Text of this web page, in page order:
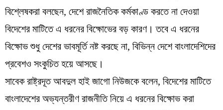
বিশ্লেষকরা বলছেন, দেশে রাজনৈতিক কর্মকাণ্ড করতে না দেওয়া
বিদেশের মাটিতে এ ধরনের বিক্ষোভের বড় কারণ। তবে এ ধরনের
বিক্ষোভ শুধু দেশের ভাবমূর্তি নষ্ট করছে না, বিভিন্ন দেশে বাংলাদেশিদের
প্রবেশও সংকুচিত হয়ে আসছে।
সাবেক রাষ্ট্রদূত আবদুল হাই জাগো নিউজকে বলেন, বিদেশের মাটিতে
বাংলাদেশের অভ্যন্তরীণ রাজনীতি নিয়ে এ ধরনের বিক্ষোভ করা